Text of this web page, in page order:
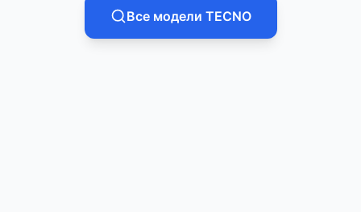
Все модели TECNO